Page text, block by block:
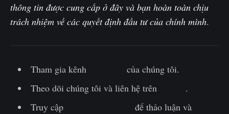
thông tin được cung cấp ở đây và bạn hoàn toàn chịu
trách nhiệm về các quyết định đầu tư của chính mình.‌
Tham gia kênh
của chúng tôi.
Theo dõi chúng tôi và liên hệ trên
.
Truy cập
để thảo luận và